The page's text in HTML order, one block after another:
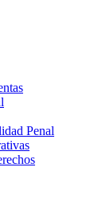
Penal